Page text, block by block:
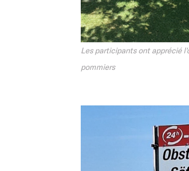
Les participants ont apprécié
pommiers